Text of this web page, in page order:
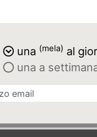
una (mela) al
una a